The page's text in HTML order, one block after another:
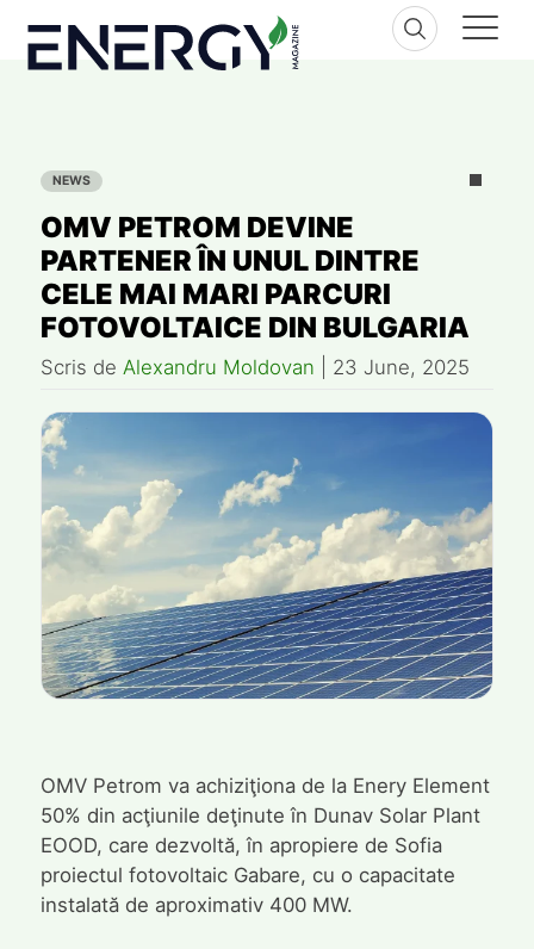
content
NEWS
OMV PETROM DEVINE
PARTENER ÎN UNUL DINTRE
CELE MAI MARI PARCURI
FOTOVOLTAICE DIN BULGARIA
Scris de Alexandru Moldovan 23 June, 2025
OMV Petrom va achiziţiona de la Enery Element
50% din acţiunile deţinute în Dunav Solar Plant
EOOD, care dezvoltă, în apropiere de Sofia
proiectul fotovoltaic Gabare, cu o capacitate
instalată de aproximativ 400 MW.